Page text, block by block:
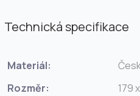
Technická specifikace
Materiál:
Rozměr:
179